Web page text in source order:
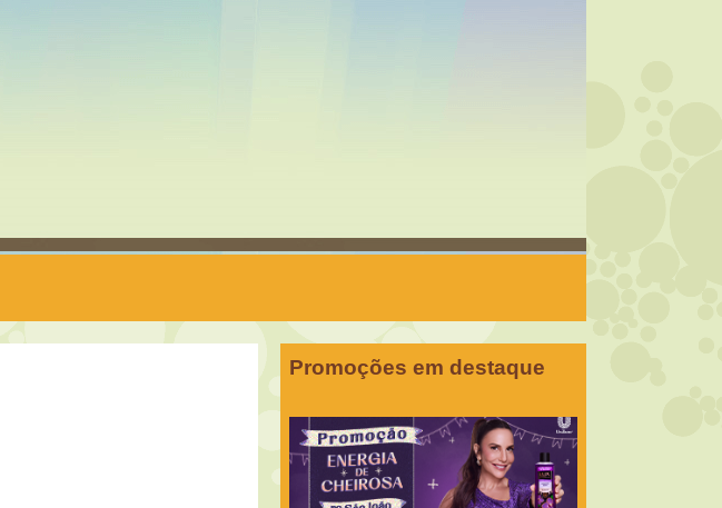
Promoções em destaque